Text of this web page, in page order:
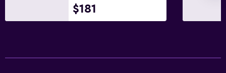
Cámaras CCTV en zonas comunes
$181